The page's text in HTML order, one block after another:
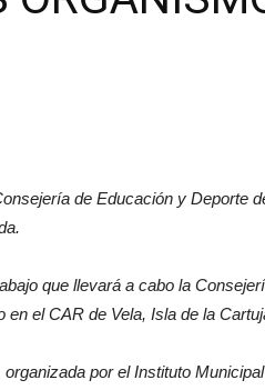
de Educación y Deporte
que llevará a cabo la
el CAR de Vela, Isla de la
por el Instituto